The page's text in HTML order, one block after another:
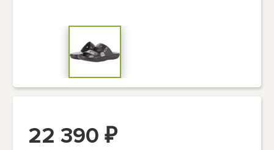
22 390₽